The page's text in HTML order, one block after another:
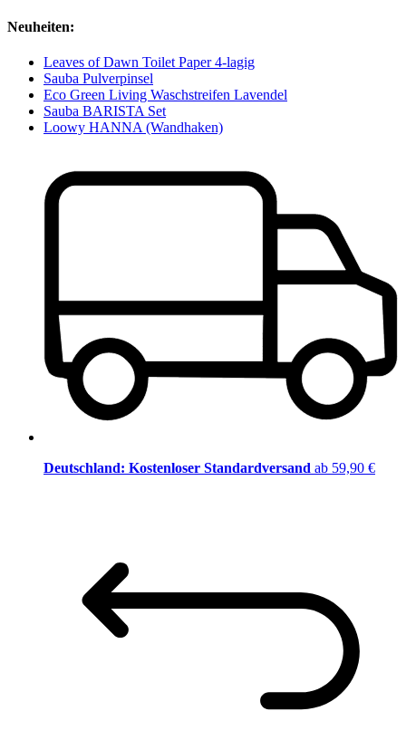
Neuheiten:
Leaves of Dawn Toilet Paper 4-lagig
Sauba Pulverpinsel
Eco Green Living Waschstreifen Lavendel
Sauba BARISTA Set
Loowy HANNA (Wandhaken)
Deutschland: Kostenloser Standardversand ab 59,90 €